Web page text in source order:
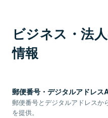
ビジネス・法
情報
郵便番号・デジタルアドレス
郵便番号とデジタルアドレスか
を提供。